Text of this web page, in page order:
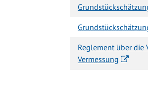
Reglement über die
Vermessung